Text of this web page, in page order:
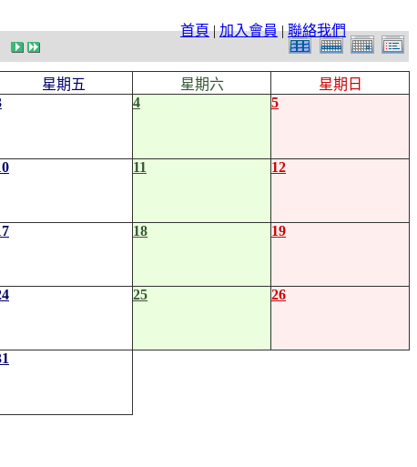
首頁|加入會員|聯絡我們
星期五 星期六
星期日
4 5
11 12
18 19
25 26